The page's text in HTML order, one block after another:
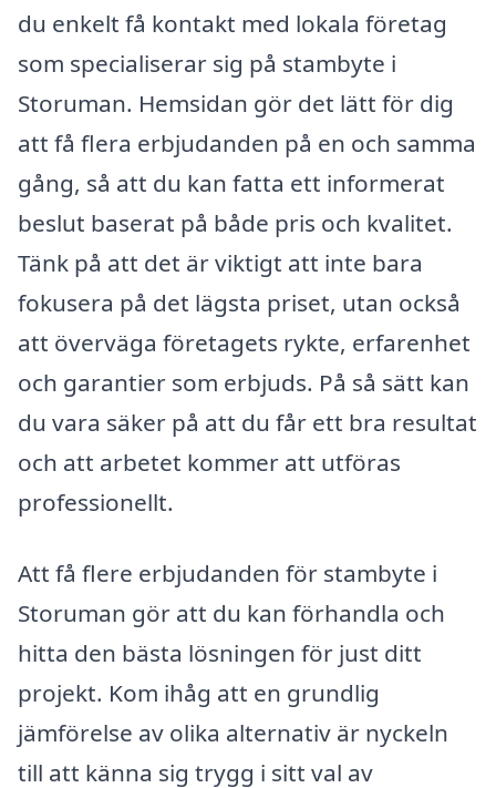
du enkelt få kontakt med lokala företag
som specialiserar sig på stambyte i
Storuman. Hemsidan gör det lätt för dig
att få flera erbjudanden på en och samma
gång, så att du kan fatta ett informerat
beslut baserat på både pris och kvalitet.
Tänk på att det är viktigt att inte bara
fokusera på det lägsta priset, utan också
att överväga företagets rykte, erfarenhet
och garantier som erbjuds. På så sätt kan
du vara säker på att du får ett bra resultat
och att arbetet kommer att utföras
professionellt.
Att få flere erbjudanden för stambyte i
Storuman gör att du kan förhandla och
hitta den bästa lösningen för just ditt
projekt. Kom ihåg att en grundlig
jämförelse av olika alternativ är nyckeln
till att känna sig trygg i sitt val av